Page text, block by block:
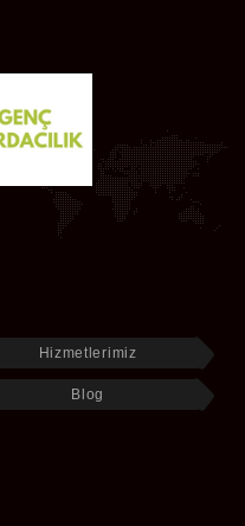
Hizmetlerimiz
Blog